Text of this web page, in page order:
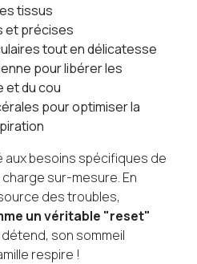
tissus
et précises
tout en délicatesse
pour libérer les
et du cou
pour optimiser la
besoins spécifiques de
sur-mesure. En
des troubles,
un véritable "reset"
détend, son sommeil
respire !